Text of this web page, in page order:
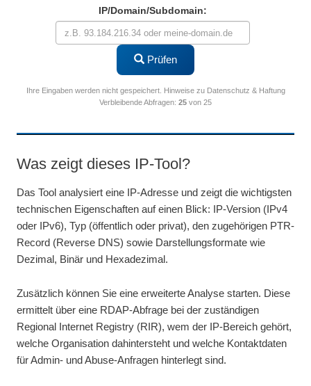
IP/Domain/Subdomain:
Prüfen
Ihre Eingaben werden nicht gespeichert. Hinweise zu Datenschutz & Haftung
Verbleibende Abfragen: 25 von 25
Was zeigt dieses IP-Tool?
Das Tool analysiert eine IP-Adresse und zeigt die wichtigsten
technischen Eigenschaften auf einen Blick: IP-Version (IPv4
oder IPv6), Typ (öffentlich oder privat), den zugehörigen PTR-
Record (Reverse DNS) sowie Darstellungsformate wie
Dezimal, Binär und Hexadezimal.
Zusätzlich können Sie eine erweiterte Analyse starten. Diese
ermittelt über eine RDAP-Abfrage bei der zuständigen
Regional Internet Registry (RIR), wem der IP-Bereich gehört,
welche Organisation dahintersteht und welche Kontaktdaten
für Admin- und Abuse-Anfragen hinterlegt sind.